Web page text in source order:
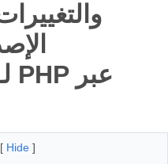
[ Hide ]